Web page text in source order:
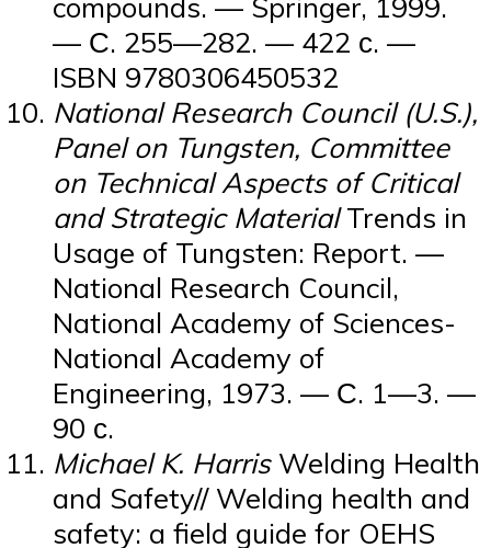
— С. 255—282. — 422 с. —
ISBN 9780306450532
National Research Council (U.S.),
Panel on Tungsten, Committee
on Technical Aspects of Critical
and Strategic MaterialTrends in
Usage of Tungsten: Report. —
National Research Council,
National Academy of Sciences-
National Academy of
Engineering, 1973. — С. 1—3. —
90 с.
Michael K. HarrisWelding Health
and Safety// Welding health and
safety: a field guide for OEHS